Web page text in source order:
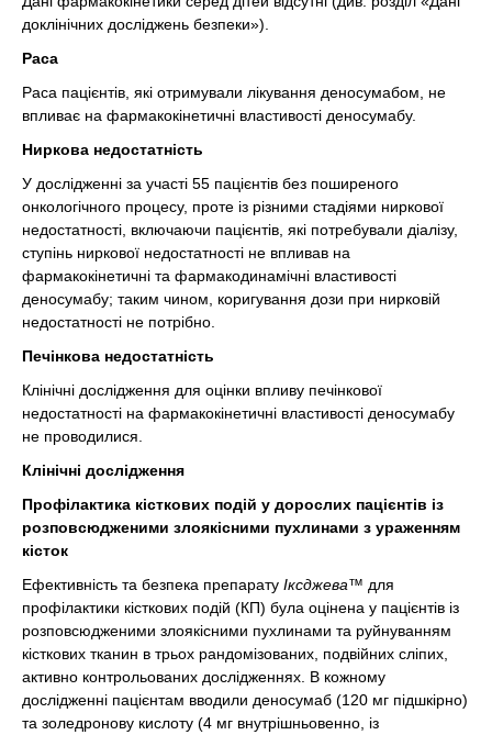
доклінічних досліджень безпеки»).
Раса
Раса пацієнтів, які отримували лікування деносумабом, не
впливає на фармакокінетичні властивості деносумабу.
Ниркова недостатність
У дослідженні за участі 55 пацієнтів без поширеного
онкологічного процесу, проте із різними стадіями ниркової
недостатності, включаючи пацієнтів, які потребували діалізу,
ступінь ниркової недостатності не впливав на
фармакокінетичні та фармакодинамічні властивості
деносумабу; таким чином, коригування дози при нирковій
недостатності не потрібно.
Печінкова недостатність
Клінічні дослідження для оцінки впливу печінкової
недостатності на фармакокінетичні властивості деносумабу
не проводилися.
Клінічні дослідження
Профілактика кісткових подій у дорослих пацієнтів із
розповсюдженими злоякісними пухлинами з ураженням
кісток
Ефективність та безпека препарату Іксджева™ для
профілактики кісткових подій (КП) була оцінена у пацієнтів із
розповсюдженими злоякісними пухлинами та руйнуванням
кісткових тканин в трьох рандомізованих, подвійних сліпих,
активно контрольованих дослідженнях. В кожному
дослідженні пацієнтам вводили деносумаб (120 мг підшкірно)
та золедронову кислоту (4 мг внутрішньовенно, із